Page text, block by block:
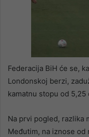
Federacija BiH će se,
Londonskoj berzi,
kamatnu stopu od
Na prvi pogled, razlika
Međutim, na iznose